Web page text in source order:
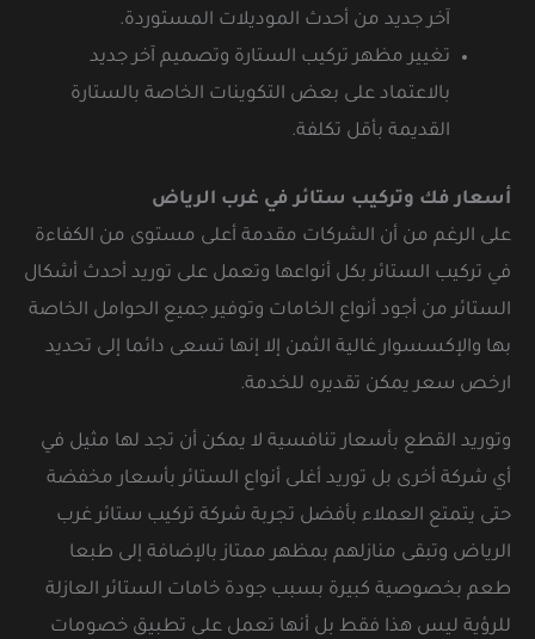
آخر جديد من أحدث الموديلات المستوردة.
تغيير مظهر تركيب الستارة وتصميم آخر جديد
بالاعتماد على بعض التكوينات الخاصة بالستارة
القديمة بأقل تكلفة.
أسعار فك وتركيب ستائر في غرب الرياض
على الرغم من أن الشركات مقدمة أعلى مستوى من الكفاءة
في تركيب الستائر بكل أنواعها وتعمل على توريد أحدث أشكال
الستائر من أجود أنواع الخامات وتوفير جميع الحوامل الخاصة
بها والإكسسوار غالية الثمن إلا إنها تسعى دائما إلى تحديد
ارخص سعر يمكن تقديره للخدمة.
وتوريد القطع بأسعار تنافسية لا يمكن أن تجد لها مثيل في
أي شركة أخرى بل توريد أغلى أنواع الستائر بأسعار مخفضة
حتى يتمتع العملاء بأفضل تجربة شركة تركيب ستائر غرب
الرياض وتبقى منازلهم بمظهر ممتاز بالإضافة إلى طبعا
طعم بخصوصية كبيرة بسبب جودة خامات الستائر العازلة
للرؤية ليس هذا فقط بل أنها تعمل على تطبيق خصومات